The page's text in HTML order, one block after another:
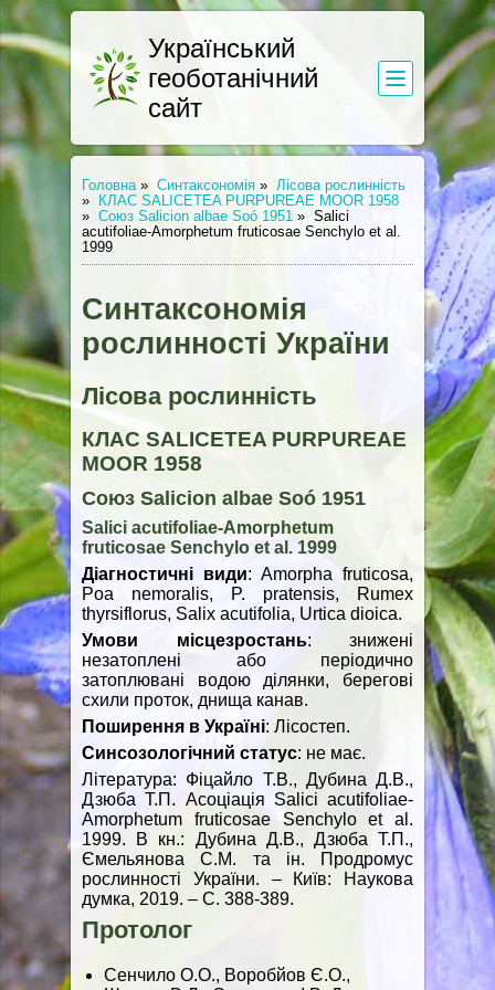
Український
геоботанічний
сайт
Головна » Синтаксономія » Лісова рослинність
»
КЛАС SALICETEA PURPUREAE MOOR 1958
» Союз Salicion albae Soó 1951 » Salici
acutifoliae-Amorphetum fruticosae Senchylo et al.
1999
Синтаксономія
рослинності України
Лісова рослинність
КЛАС SALICETEA PURPUREAE
MOOR 1958
Союз Salicion albae Soó 1951
Salici acutifoliae-Amorphetum
fruticosae Senchylo et al. 1999
Діагностичні види: Amorpha fruticosa,
Poa nemoralis, P. pratensis, Rumex
thyrsiflorus, Salix acutifolia, Urtica dioica.
Умови місцезростань: знижені
незатоплені або періодично
затоплювані водою ділянки, берегові
схили проток, днища канав.
Поширення в Україні: Лісостеп.
Синсозологічний статус: не має.
Література: Фіцайло Т.В., Дубина Д.В.,
Дзюба Т.П. Асоціація Salici acutifoliae-
Amorphetum fruticosae Senchylo et al.
1999. В кн.: Дубина Д.В., Дзюба Т.П.,
Ємельянова С.М. та ін. Продромус
рослинності України. – Київ: Наукова
думка, 2019. – С. 388-389.
Протолог
Сенчило О.О., Воробйов Є.О.,